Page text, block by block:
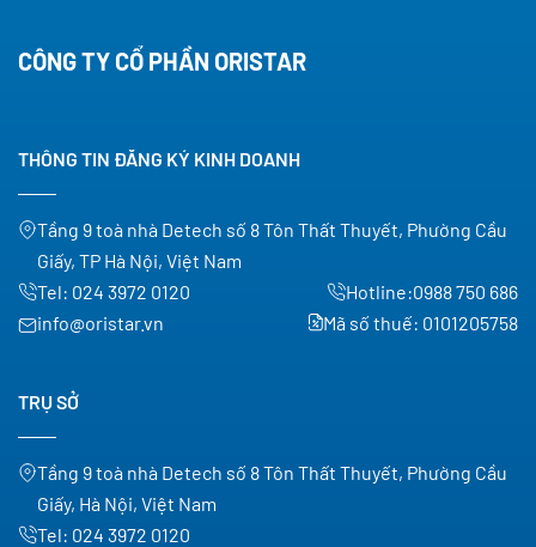
CÔNG TY CỔ PHẦN ORISTAR
THÔNG TIN ĐĂNG KÝ KINH DOANH
Tầng 9 toà nhà Detech số 8 Tôn Thất Thuyết, Phường Cầu
Giấy, TP Hà Nội, Việt Nam
Tel: 024 3972 0120 Hotline:0988 750 686
info@oristar.vn
Mã số thuế: 0101205758
TRỤ SỞ
Tầng 9 toà nhà Detech số 8 Tôn Thất Thuyết, Phường Cầu
Giấy, Hà Nội, Việt Nam
Tel: 024 3972 0120